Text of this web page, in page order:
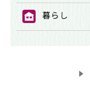
⑪ 暮らし